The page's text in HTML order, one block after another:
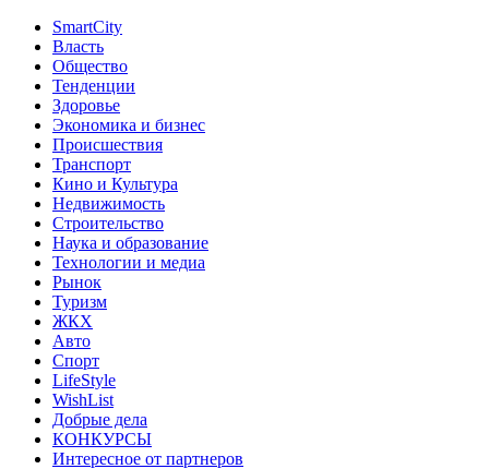
SmartCity
Власть
Общество
Тенденции
Здоровье
Экономика и бизнес
Происшествия
Транспорт
Кино и Культура
Недвижимость
Строительство
Наука и образование
Технологии и медиа
Рынок
Туризм
ЖКХ
Авто
Спорт
LifeStyle
WishList
Добрые дела
КОНКУРСЫ
Интересное от партнеров